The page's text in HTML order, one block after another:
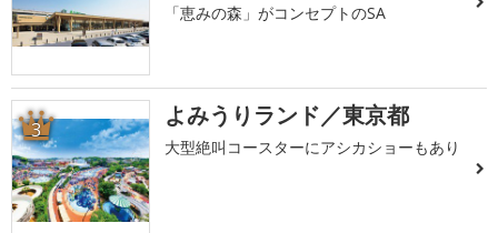
「恵みの森」がコンセプトのSA
3 よみうりランド／東京都
大型絶叫コースターにアシカショーもあり